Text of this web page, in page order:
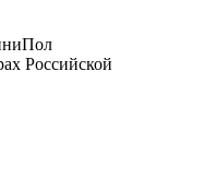
Российской